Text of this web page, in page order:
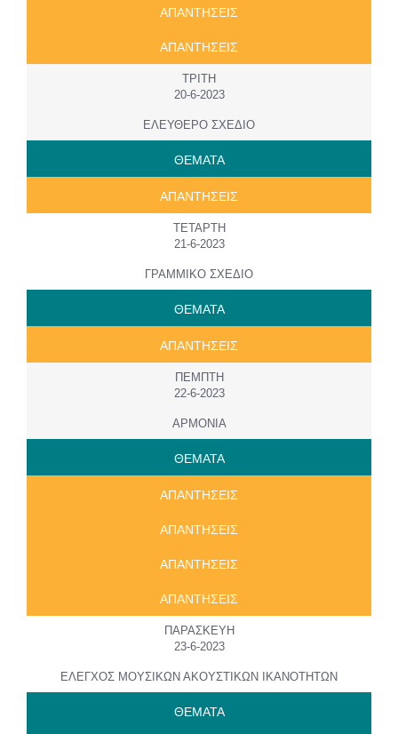
ΑΠΑΝΤΗΣΕΙΣ
ΑΠΑΝΤΗΣΕΙΣ
ΤΡΙΤΗ
20-6-2023
ΕΛΕΥΘΕΡΟ ΣΧΕΔΙΟ
ΘΕΜΑΤΑ
ΑΠΑΝΤΗΣΕΙΣ
ΤΕΤΑΡΤΗ
21-6-2023
ΓΡΑΜΜΙΚΟ ΣΧΕΔΙΟ
ΘΕΜΑΤΑ
ΑΠΑΝΤΗΣΕΙΣ
ΠΕΜΠΤΗ
22-6-2023
ΑΡΜΟΝΙΑ
ΘΕΜΑΤΑ
ΑΠΑΝΤΗΣΕΙΣ
ΑΠΑΝΤΗΣΕΙΣ
ΑΠΑΝΤΗΣΕΙΣ
ΑΠΑΝΤΗΣΕΙΣ
ΠΑΡΑΣΚΕΥΗ
23-6-2023
ΕΛΕΓΧΟΣ ΜΟΥΣΙΚΩΝ ΑΚΟΥΣΤΙΚΩΝ ΙΚΑΝΟΤΗΤΩΝ
ΘΕΜΑΤΑ